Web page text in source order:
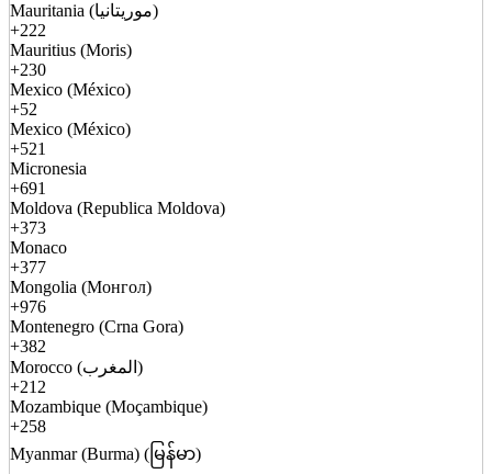
Mauritania (موريتانيا)
+222
Mauritius (Moris)
+230
Mexico (México)
+52
Mexico (México)
+521
Micronesia
+691
Moldova (Republica Moldova)
+373
Monaco
+377
Mongolia (Монгол)
+976
Montenegro (Crna Gora)
+382
Morocco (المغرب)
+212
Mozambique (Moçambique)
+258
Myanmar (Burma) (မြန်မာ)